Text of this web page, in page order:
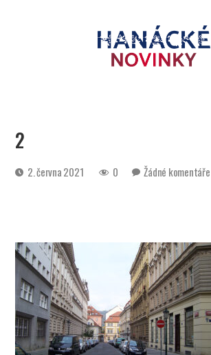
2
Datum2. června 2021 0 Žádné komentářeu